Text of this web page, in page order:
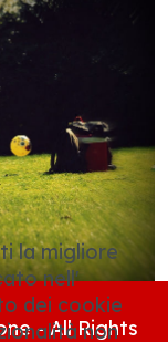
- All Rights
la migliore
nell'
dei cookie
non